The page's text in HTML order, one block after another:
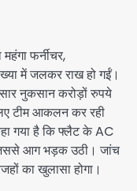
फर्नीचर,
में जलकर राख हो गईं।
नुकसान करोड़ों रुपये
टीम आकलन कर रही
गया है कि फ्लैट के AC
आग भड़क उठी। जांच
का खुलासा होगा।